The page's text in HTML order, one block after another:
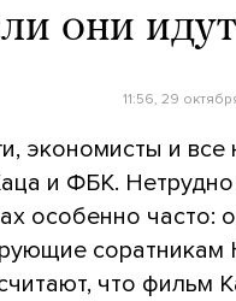
они
11:56, 29
экономисты и
и ФБК. Нетрудно
особенно
соратникам
что фильм